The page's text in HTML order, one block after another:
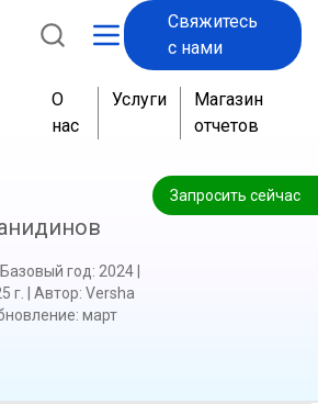
Свяжитесь
с нами
О
нас
Услуги
Магазин
отчетов
Запросить сейчас
Базовый год: 2024
г. Автор: Versha
: март